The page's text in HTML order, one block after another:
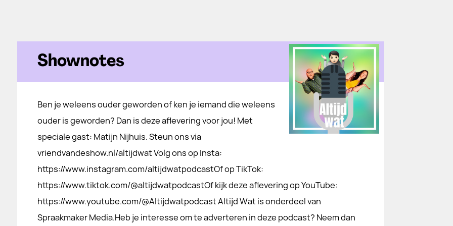
Shownotes
Ben je weleens ouder geworden of ken je iemand die weleens
ouder is geworden? Dan is deze aflevering voor jou! Met
speciale gast: Matijn Nijhuis. Steun ons via
vriendvandeshow.nl/altijdwat Volg ons op Insta:
https://www.instagram.com/altijdwatpodcastOf op TikTok:
https://www.tiktok.com/@altijdwatpodcastOf kijk deze aflevering op YouTube:
https://www.youtube.com/@Altijdwatpodcast Altijd Wat is onderdeel van
Spraakmaker Media.Heb je interesse om te adverteren in deze podcast? Neem dan